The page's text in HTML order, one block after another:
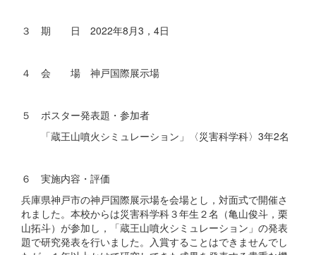
３ 期 日 2022年8月3，4日
４ 会 場 神戸国際展示場
５ ポスター発表題・参加者
「蔵王山噴火シミュレーション」〈災害科学科〉3年2名
６ 実施内容・評価
兵庫県神戸市の神戸国際展示場を会場とし，対面式で開催さ
れました。本校からは災害科学科３年生２名（亀山俊斗，栗
山拓斗）が参加し，「蔵王山噴火シミュレーション」の発表
題で研究発表を行いました。入賞することはできませんでし